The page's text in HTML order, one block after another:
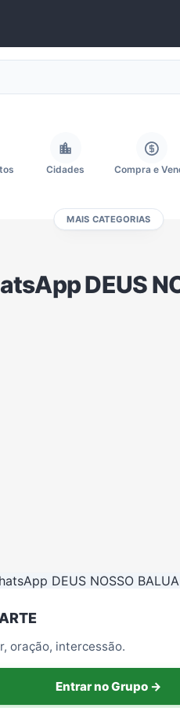
Cidades Compra e
Moda e Beleza
MAIS CATEGORIAS
DEUS
oração, intercessão.
Entrar no Grupo →